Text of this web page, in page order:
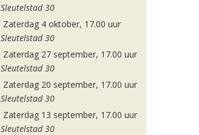
Sleutelstad 30
Zaterdag 4 oktober, 17.00 uur
Sleutelstad 30
Zaterdag 27 september, 17.00 uur
Sleutelstad 30
Zaterdag 20 september, 17.00 uur
Sleutelstad 30
Zaterdag 13 september, 17.00 uur
Sleutelstad 30